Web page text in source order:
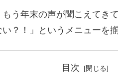
う年末の声が聞こえてき
？！」というメニューを
目次